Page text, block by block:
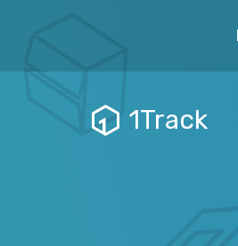
1Track